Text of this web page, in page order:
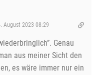
August 2023 08:29
Genau
aus meiner Sicht den
es wäre immer nur ein